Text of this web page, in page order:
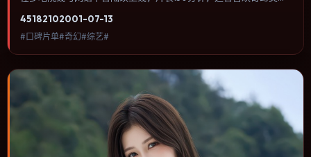
推进，节奏与视听语言统一，可作为休闲观影或类型片补片的选择。
45182102001-07-13
#口碑片单#奇幻#综艺#